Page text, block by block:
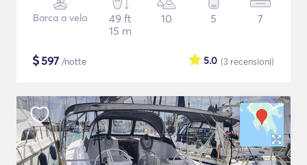
Barca a vela
49 ft
15 m
10 5 7
$597 /notte (3 recensioni)
5.0